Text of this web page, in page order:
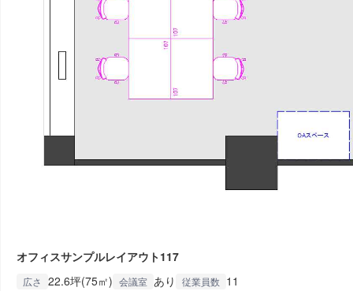
オフィスサンプルレイアウト117
広さ 22.6坪(75㎡) 会議室 あり 従業員数 11